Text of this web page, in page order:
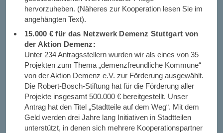
hervorzuheben. (Näheres zur Kooperation lesen Sie im
angehängten Text).
15.000 € für das Netzwerk Demenz Stuttgart von
der Aktion Demenz:
Unter 234 Antragsstellern wurden wir als eines von 35
Projekten zum Thema „demenzfreundliche Kommune“
von der Aktion Demenz e.V. zur Förderung ausgewählt.
Die Robert-Bosch-Stiftung hat für die Förderung aller
Projekte insgesamt 500.000 € bereitgestellt. Unser
Antrag hat den Titel „Stadtteile auf dem Weg“. Mit dem
Geld werden drei Jahre lang Initiativen in Stadtteilen
unterstützt, in denen sich mehrere Kooperationspartner